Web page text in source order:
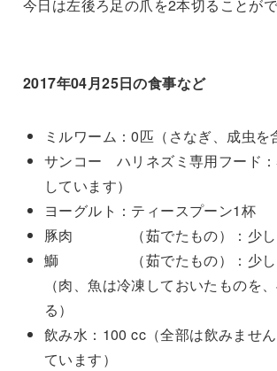
今日は左後ろ足の爪を2本切ることがで
2017年04月25日の食事など
ミルワーム：0匹（さなぎ、成虫を
サンコー ハリネズミ専用フード
しています）
ヨーグルト：ティースプーン1杯
豚肉 （茹でたもの）：少し
鰤 （茹でたもの）：少し
（肉、魚は冷凍しておいたものを
る）
飲み水：100 cc（全部は飲みませ
ています）